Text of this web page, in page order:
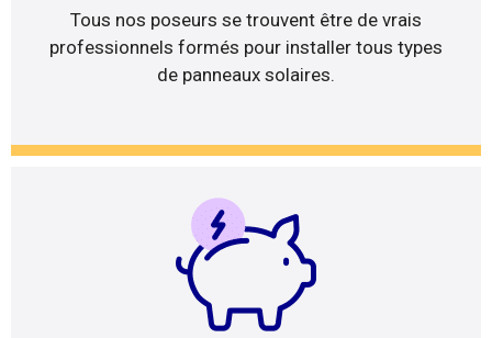
Tous nos poseurs se trouvent être de vrais
professionnels formés pour installer tous types
de panneaux solaires.